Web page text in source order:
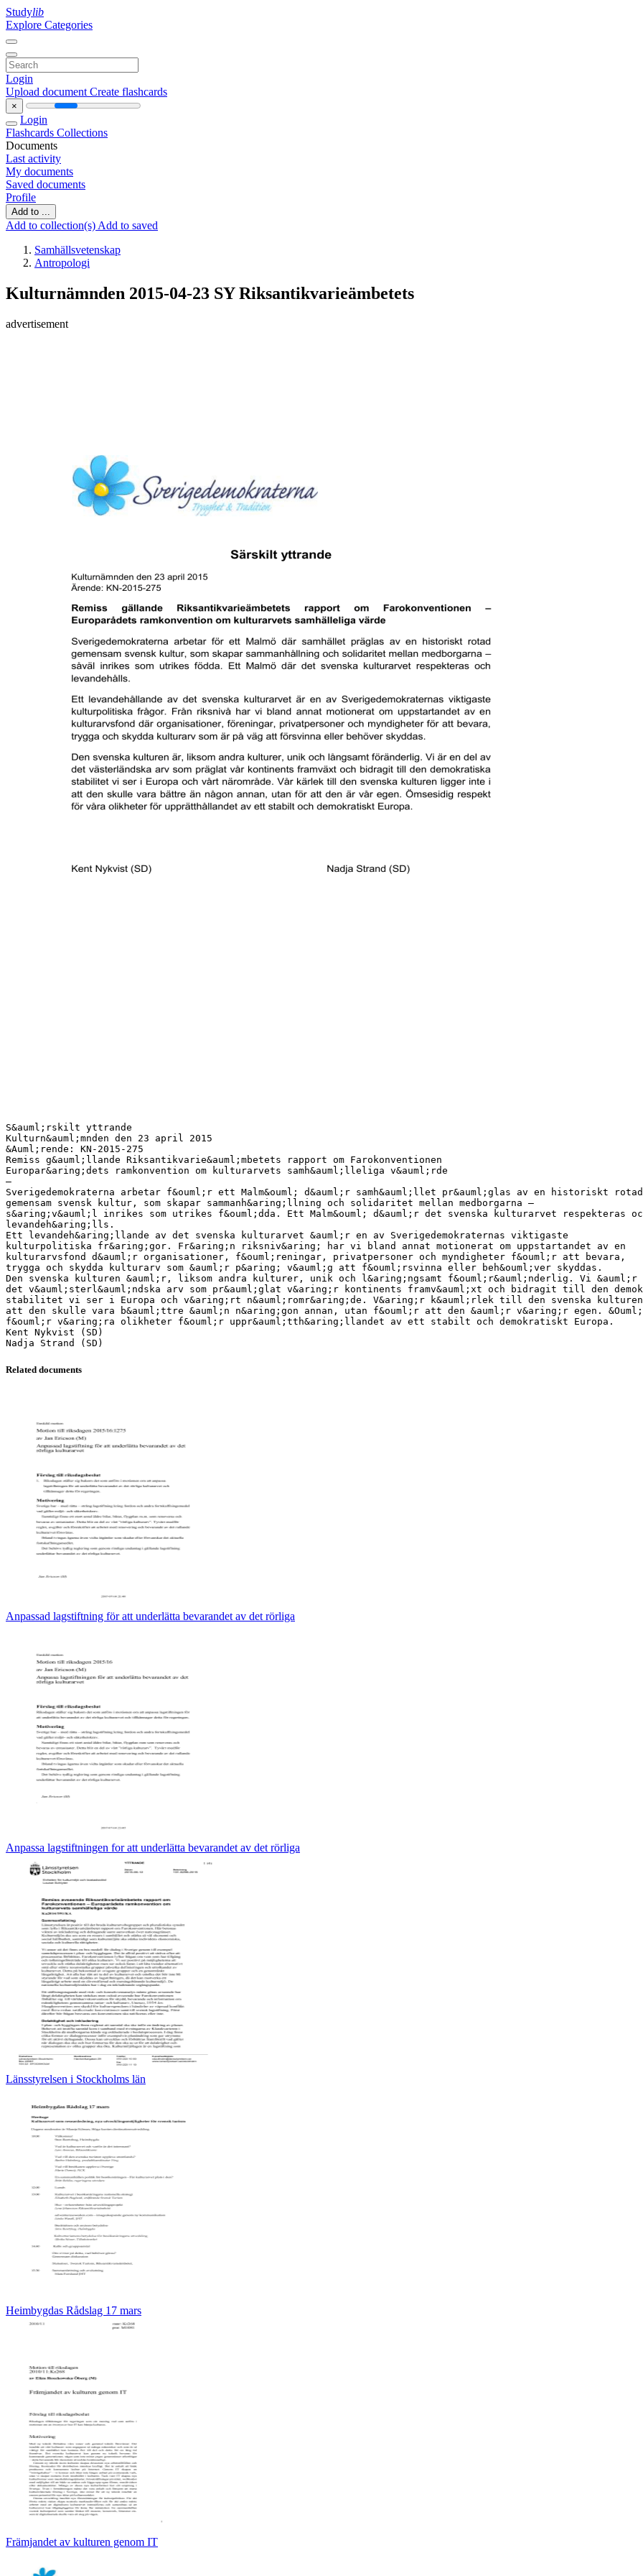
Studylib
Explore Categories
Login
Upload document Create flashcards
×
Login
Flashcards Collections
Documents
Last activity
My documents
Saved documents
Profile
Add to ...
Add to collection(s) Add to saved
Samhällsvetenskap
Antropologi
Kulturnämnden 2015-04-23 SY Riksantikvarieämbetets
advertisement
S&auml;rskilt yttrande
Kulturn&auml;mnden den 23 april 2015
&Auml;rende: KN-2015-275
Remiss g&auml;llande Riksantikvarie&auml;mbetets rapport om Farokonventionen
Europar&aring;dets ramkonvention om kulturarvets samh&auml;lleliga v&auml;rde
–
Sverigedemokraterna arbetar f&ouml;r ett Malm&ouml; d&auml;r samh&auml;llet pr&auml;glas av en historiskt rotad
gemensam svensk kultur, som skapar sammanh&aring;llning och solidaritet mellan medborgarna –
s&aring;v&auml;l inrikes som utrikes f&ouml;dda. Ett Malm&ouml; d&auml;r det svenska kulturarvet respekteras
levandeh&aring;lls.
Ett levandeh&aring;llande av det svenska kulturarvet &auml;r en av Sverigedemokraternas viktigaste
kulturpolitiska fr&aring;gor. Fr&aring;n riksniv&aring; har vi bland annat motionerat om uppstartandet av en
kulturarvsfond d&auml;r organisationer, f&ouml;reningar, privatpersoner och myndigheter f&ouml;r att bevara,
trygga och skydda kulturarv som &auml;r p&aring; v&auml;g att f&ouml;rsvinna eller beh&ouml;ver skyddas.
Den svenska kulturen &auml;r, liksom andra kulturer, unik och l&aring;ngsamt f&ouml;r&auml;nderlig. Vi &auml;r
det v&auml;sterl&auml;ndska arv som pr&auml;glat v&aring;r kontinents framv&auml;xt och bidragit till den
stabilitet vi ser i Europa och v&aring;rt n&auml;romr&aring;de. V&aring;r k&auml;rlek till den svenska
att den skulle vara b&auml;ttre &auml;n n&aring;gon annan, utan f&ouml;r att den &auml;r v&aring;r egen.
f&ouml;r v&aring;ra olikheter f&ouml;r uppr&auml;tth&aring;llandet av ett stabilt och demokratiskt Europa.
Kent Nykvist (SD)
Related documents
Anpassad lagstiftning för att underlätta bevarandet av det rörliga
Anpassa lagstiftningen for att underlätta bevarandet av det rörliga
Länsstyrelsen i Stockholms län
Heimbygdas Rådslag 17 mars
Främjandet av kulturen genom IT